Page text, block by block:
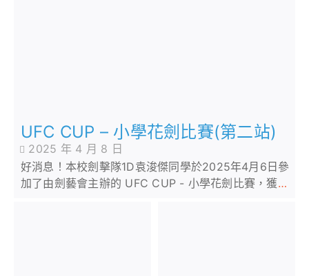
UFC CUP – 小學花劍比賽(第二站)
2025 年 4 月 8 日
好消息！本校劍擊隊1D袁浚傑同學於2025年4月6日參
加了由劍藝會主辦的 UFC CUP - 小學花劍比賽，獲得